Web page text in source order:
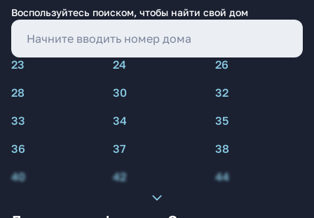
Воспользуйтесь поиском, чтобы найти свой дом
23 24
26
28
30
32
33
34
35
36
37
38
40
42 44